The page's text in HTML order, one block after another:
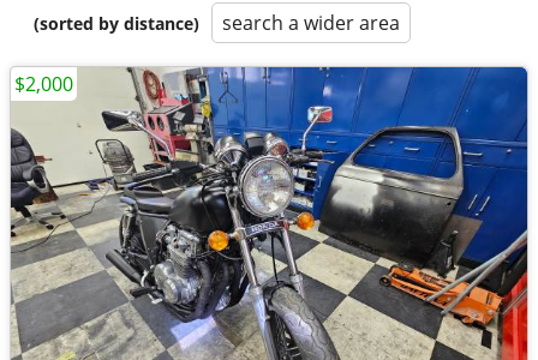
(sorted by distance)
search a wider area
$2,000